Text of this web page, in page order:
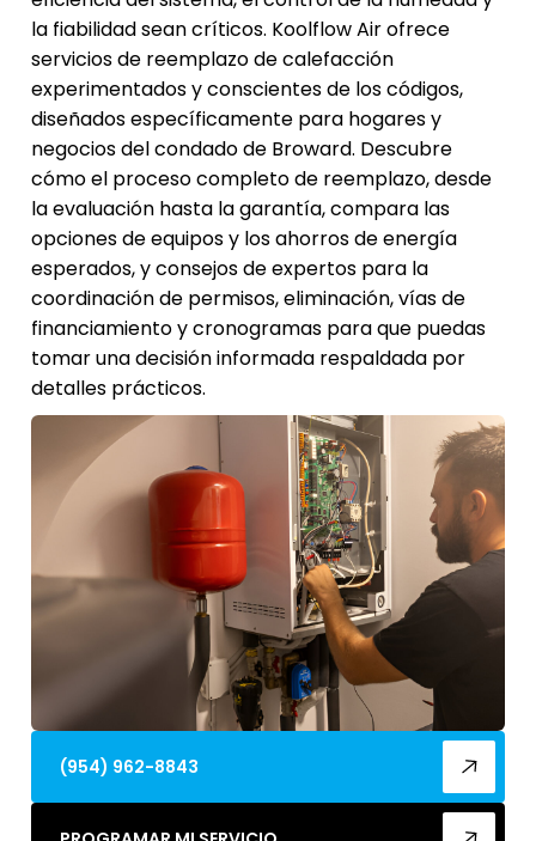
la fiabilidad sean críticos. Koolflow Air ofrece
servicios de reemplazo de calefacción
experimentados y conscientes de los códigos,
diseñados específicamente para hogares y
negocios del condado de Broward. Descubre
cómo el proceso completo de reemplazo, desde
la evaluación hasta la garantía, compara las
opciones de equipos y los ahorros de energía
esperados, y consejos de expertos para la
coordinación de permisos, eliminación, vías de
financiamiento y cronogramas para que puedas
tomar una decisión informada respaldada por
detalles prácticos.
(954) 962-8843